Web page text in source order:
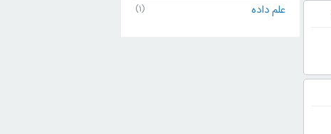
علم داده (1)